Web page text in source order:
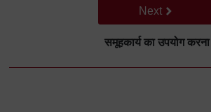
Go to next page
Next
समूहकार्य का उपयोग करना